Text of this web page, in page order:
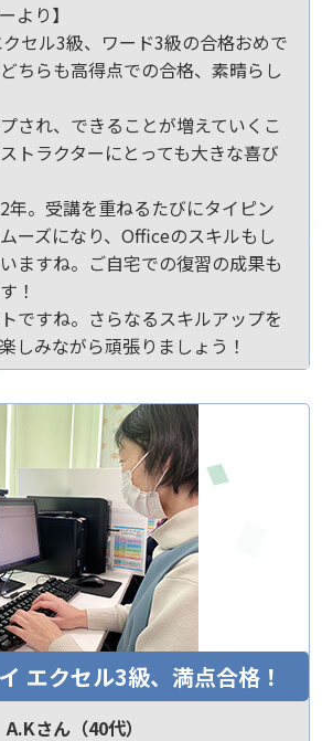
より】
セル3級、ワード3級の合格おめで
ちらも高得点での合格、素晴らし
され、できることが増えていくこ
トラクターにとっても大きな喜び
年。受講を重ねるたびにタイピン
ーズになり、Officeのスキルもし
ますね。ご自宅での復習の成果も
！
ですね。さらなるスキルアップを
しみながら頑張りましょう！
エクセル3級、満点合格！
A.Kさん（40代）